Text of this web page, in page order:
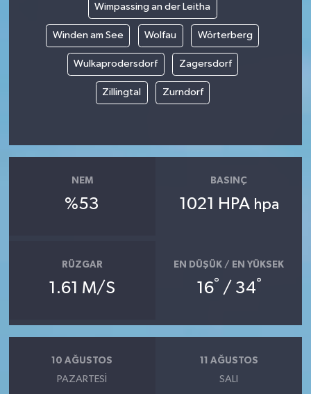
Wimpassing an der Leitha
Winden am See Wolfau Wörterberg
Wulkaprodersdorf Zagersdorf
Zillingtal Zurndorf
NEM
%53
BASINÇ
1021 HPA hpa
RÜZGAR
1.61 M/S
EN DÜŞÜK / EN YÜKSEK
16° / 34°
10 AĞUSTOS
PAZARTESI
11 AĞUSTOS
SALI